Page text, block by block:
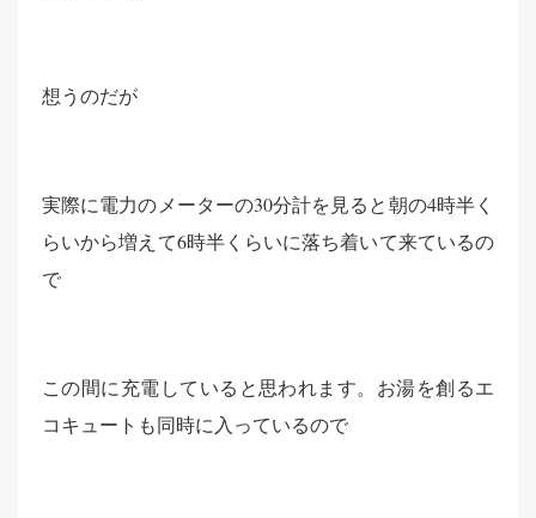
想うのだが
実際に電力のメーターの30分計を見ると朝の4時半く
らいから増えて6時半くらいに落ち着いて来ているの
で
この間に充電していると思われます。お湯を創るエ
コキュートも同時に入っているので